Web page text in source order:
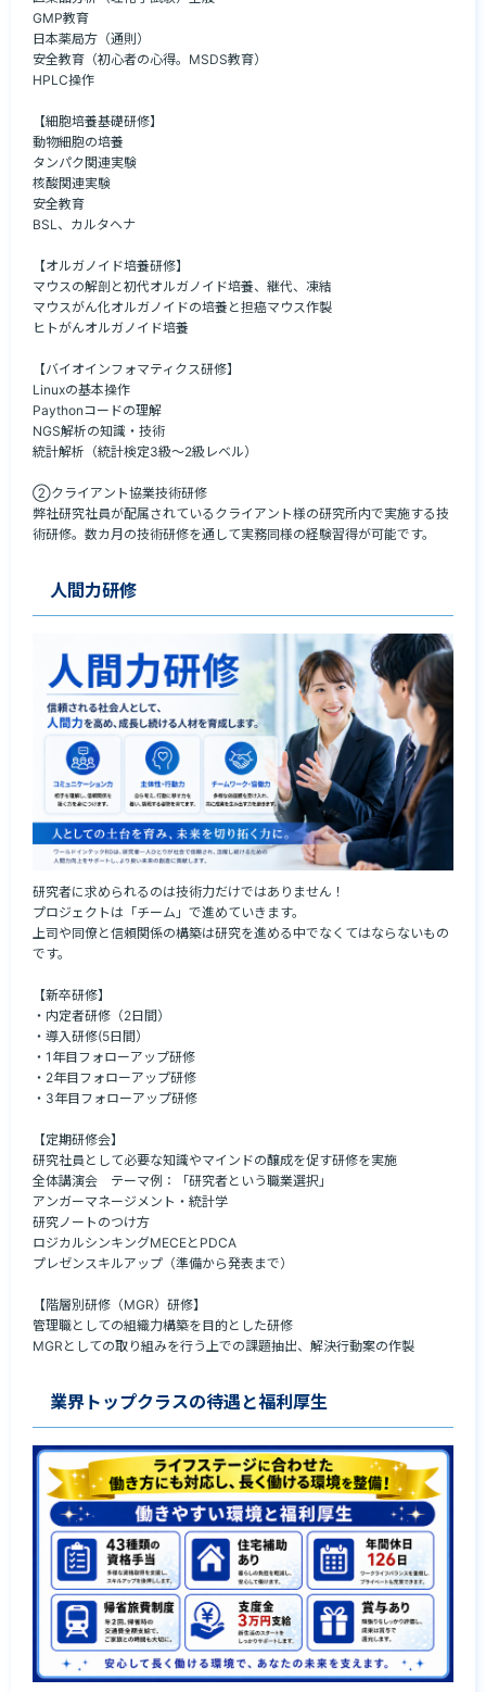
GMP教育
日本薬局方（通則）
安全教育（初心者の心得。MSDS教育）
HPLC操作
【細胞培養基礎研修】
動物細胞の培養
タンパク関連実験
核酸関連実験
安全教育
BSL、カルタヘナ
【オルガノイド培養研修】
マウスの解剖と初代オルガノイド培養、継代、凍結
マウスがん化オルガノイドの培養と担癌マウス作製
ヒトがんオルガノイド培養
【バイオインフォマティクス研修】
Linuxの基本操作
Paythonコードの理解
NGS解析の知識・技術
統計解析（統計検定3級～2級レベル）
➁クライアント協業技術研修
弊社研究社員が配属されているクライアント様の研究所内で実施する技
術研修。数カ月の技術研修を通して実務同様の経験習得が可能です。
人間力研修
研究者に求められるのは技術力だけではありません！
プロジェクトは「チーム」で進めていきます。
上司や同僚と信頼関係の構築は研究を進める中でなくてはならないもの
です。
【新卒研修】
・内定者研修（2日間）
・導入研修(5日間）
・1年目フォローアップ研修
・2年目フォローアップ研修
・3年目フォローアップ研修
【定期研修会】
研究社員として必要な知識やマインドの醸成を促す研修を実施
全体講演会　テーマ例：「研究者という職業選択」
アンガーマネージメント・統計学
研究ノートのつけ方
ロジカルシンキングMECEとPDCA
プレゼンスキルアップ（準備から発表まで）
【階層別研修（MGR）研修】
管理職としての組織力構築を目的とした研修
MGRとしての取り組みを行う上での課題抽出、解決行動案の作製
業界トップクラスの待遇と福利厚生